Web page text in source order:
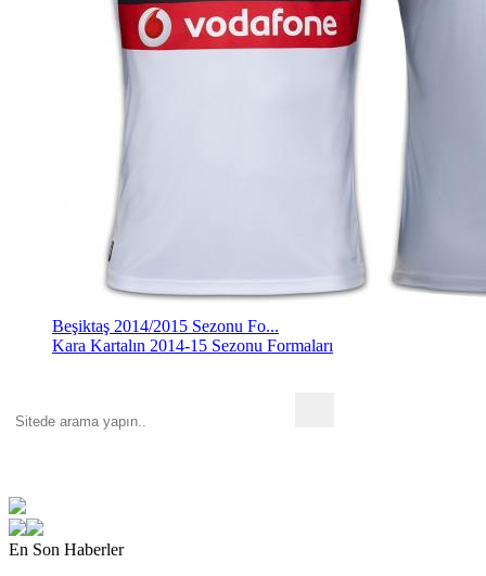
Beşiktaş 2014/2015 Sezonu Fo...
Kara Kartalın 2014-15 Sezonu Formaları
En Son Haberler